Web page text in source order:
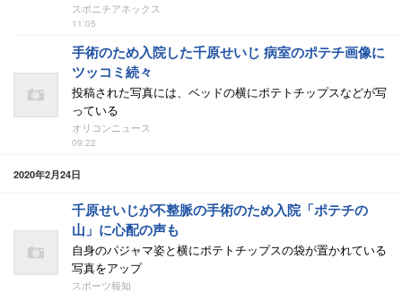
スポニチアネックス
11:05
手術のため入院した千原せいじ 病室のポテチ画像に
ツッコミ続々
投稿された写真には、ベッドの横にポテトチップスなどが写
っている
オリコンニュース
09:22
2020年2月24日
千原せいじが不整脈の手術のため入院「ポテチの
山」に心配の声も
自身のパジャマ姿と横にポテトチップスの袋が置かれている
写真をアップ
スポーツ報知